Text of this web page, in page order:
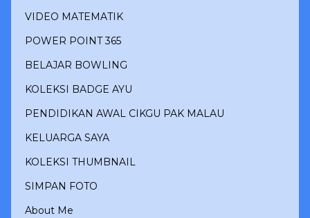
VIDEO MATEMATIK
POWER POINT 365
BELAJAR BOWLING
KOLEKSI BADGE AYU
PENDIDIKAN AWAL CIKGU PAK MALAU
KELUARGA SAYA
KOLEKSI THUMBNAIL
SIMPAN FOTO
About Me